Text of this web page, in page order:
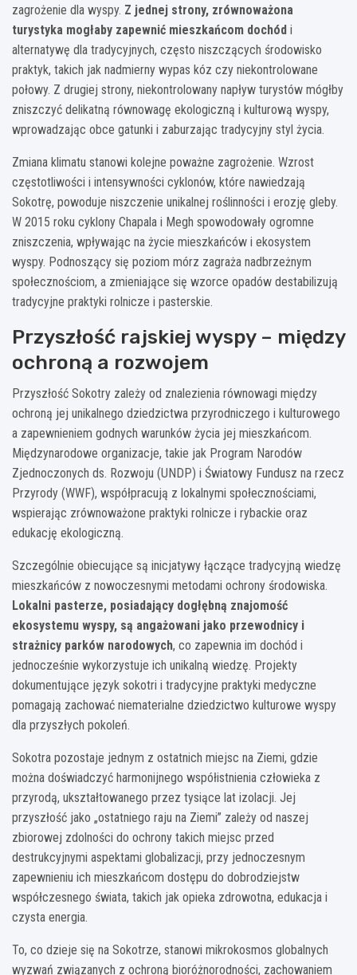
zagrożenie dla wyspy. Z jednej strony, zrównoważona
turystyka mogłaby zapewnić mieszkańcom dochód i
alternatywę dla tradycyjnych, często niszczących środowisko
praktyk, takich jak nadmierny wypas kóz czy niekontrolowane
połowy. Z drugiej strony, niekontrolowany napływ turystów mógłby
zniszczyć delikatną równowagę ekologiczną i kulturową wyspy,
wprowadzając obce gatunki i zaburzając tradycyjny styl życia.
Zmiana klimatu stanowi kolejne poważne zagrożenie. Wzrost
częstotliwości i intensywności cyklonów, które nawiedzają
Sokotrę, powoduje niszczenie unikalnej roślinności i erozję gleby.
W 2015 roku cyklony Chapala i Megh spowodowały ogromne
zniszczenia, wpływając na życie mieszkańców i ekosystem
wyspy. Podnoszący się poziom mórz zagraża nadbrzeżnym
społecznościom, a zmieniające się wzorce opadów destabilizują
tradycyjne praktyki rolnicze i pasterskie.
Przyszłość rajskiej wyspy – między
ochroną a rozwojem
Przyszłość Sokotry zależy od znalezienia równowagi między
ochroną jej unikalnego dziedzictwa przyrodniczego i kulturowego
a zapewnieniem godnych warunków życia jej mieszkańcom.
Międzynarodowe organizacje, takie jak Program Narodów
Zjednoczonych ds. Rozwoju (UNDP) i Światowy Fundusz na rzecz
Przyrody (WWF), współpracują z lokalnymi społecznościami,
wspierając zrównoważone praktyki rolnicze i rybackie oraz
edukację ekologiczną.
Szczególnie obiecujące są inicjatywy łączące tradycyjną wiedzę
mieszkańców z nowoczesnymi metodami ochrony środowiska.
Lokalni pasterze, posiadający dogłębną znajomość
ekosystemu wyspy, są angażowani jako przewodnicy i
strażnicy parków narodowych, co zapewnia im dochód i
jednocześnie wykorzystuje ich unikalną wiedzę. Projekty
dokumentujące język sokotri i tradycyjne praktyki medyczne
pomagają zachować niematerialne dziedzictwo kulturowe wyspy
dla przyszłych pokoleń.
Sokotra pozostaje jednym z ostatnich miejsc na Ziemi, gdzie
można doświadczyć harmonijnego współistnienia człowieka z
przyrodą, ukształtowanego przez tysiące lat izolacji. Jej
przyszłość jako „ostatniego raju na Ziemi” zależy od naszej
zbiorowej zdolności do ochrony takich miejsc przed
destrukcyjnymi aspektami globalizacji, przy jednoczesnym
zapewnieniu ich mieszkańcom dostępu do dobrodziejstw
współczesnego świata, takich jak opieka zdrowotna, edukacja i
czysta energia.
To, co dzieje się na Sokotrze, stanowi mikrokosmos globalnych
wyzwań związanych z ochroną bioróżnorodności, zachowaniem